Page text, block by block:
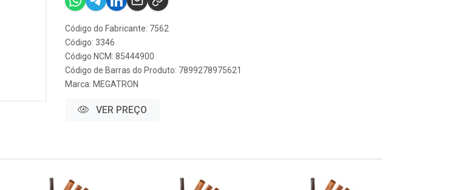
Código do Fabricante: 7562
Código: 3346
Código NCM: 85444900
Código de Barras do Produto: 7899278975621
Marca: MEGATRON
VER PREÇO